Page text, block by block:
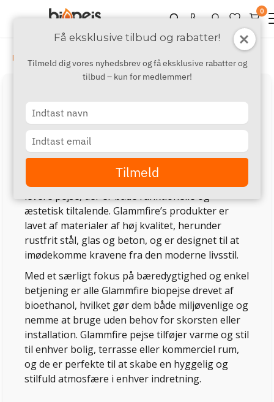
Få eksklusive tilbud og rabatter!
Tilmeld dig vores nyhedsbrev og få eksklusive rabatter og
tilbud – kun for medlemmer!
Type
your
name
Type
your
email
Tilmeld
0
Mærker E - G GlammFire
Glammfire er et internationalt anerkendt brand,
der specialiserer sig i innovative og elegante
biopejse, der skaber en perfekt atmosfære både
indendørs og udendørs. Brandet kombinerer
moderne design med avanceret teknologi for at
levere pejse, der er både funktionelle og
æstetisk tiltalende. Glammfire’s produkter er
lavet af materialer af høj kvalitet, herunder
rustfrit stål, glas og beton, og er designet til at
imødekomme kravene fra den moderne livsstil.
Med et særligt fokus på bæredygtighed og enkel
betjening er alle Glammfire biopejse drevet af
bioethanol, hvilket gør dem både miljøvenlige og
nemme at bruge uden behov for skorsten eller
installation. Glammfire pejse tilføjer varme og stil
til enhver bolig, terrasse eller kommerciel rum,
og de er perfekte til at skabe en hyggelig og
stilfuld atmosfære i enhver indretning.